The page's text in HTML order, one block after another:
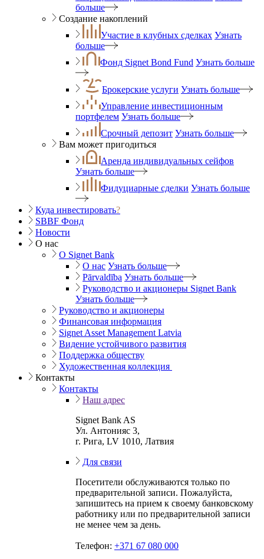
больше
Создание накоплений
Участие в клубных сделках Узнать
больше
Фонд Signet Bond Fund Узнать больше
Брокерские услуги Узнать больше
Управление инвестиционным
портфелем Узнать больше
Срочный депозит Узнать больше
Вам может пригодиться
Аренда индивидуальных сейфов
Узнать больше
Фидуциарные сделки Узнать больше
Куда инвестировать?
SBBF Фонд
Новости
О нас
O Signet Bank
О нас Узнать больше
Pārvaldība Узнать больше
Руководство и акционеры Signet Bank
Узнать больше
Руководство и акционеры
Финансовая информация
Signet Asset Management Latvia
Видение устойчивого развития
Поддержка обществу
Художественная коллекция
Контакты
Контакты
Наш адрес
Signet Bank AS
Ул. Антонияс 3,
г. Рига, LV 1010, Латвия
Для связи
Посетители обслуживаются только по
предварительной записи. Пожалуйста,
запишитесь на прием к своему банковскому
работнику или по предварительной записи
не менее чем за день.
Телефон: +371 67 080 000